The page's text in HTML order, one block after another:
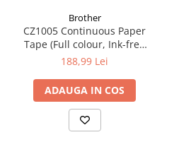
Brother
CZ1005 Continuous Paper
Tape (Full colour, Ink-free
50mm), 5m lungime; pt. VC-
188,99 Lei
ADAUGA IN COS